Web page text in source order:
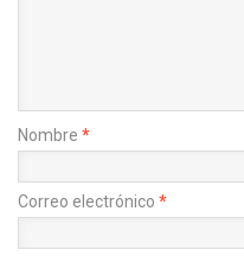
Nombre *
Correo electrónico *